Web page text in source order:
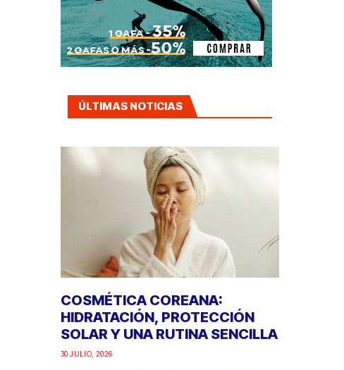
ÚLTIMAS NOTICIAS
COSMÉTICA COREANA:
HIDRATACIÓN, PROTECCIÓN
SOLAR Y UNA RUTINA SENCILLA
30 JULIO, 2026